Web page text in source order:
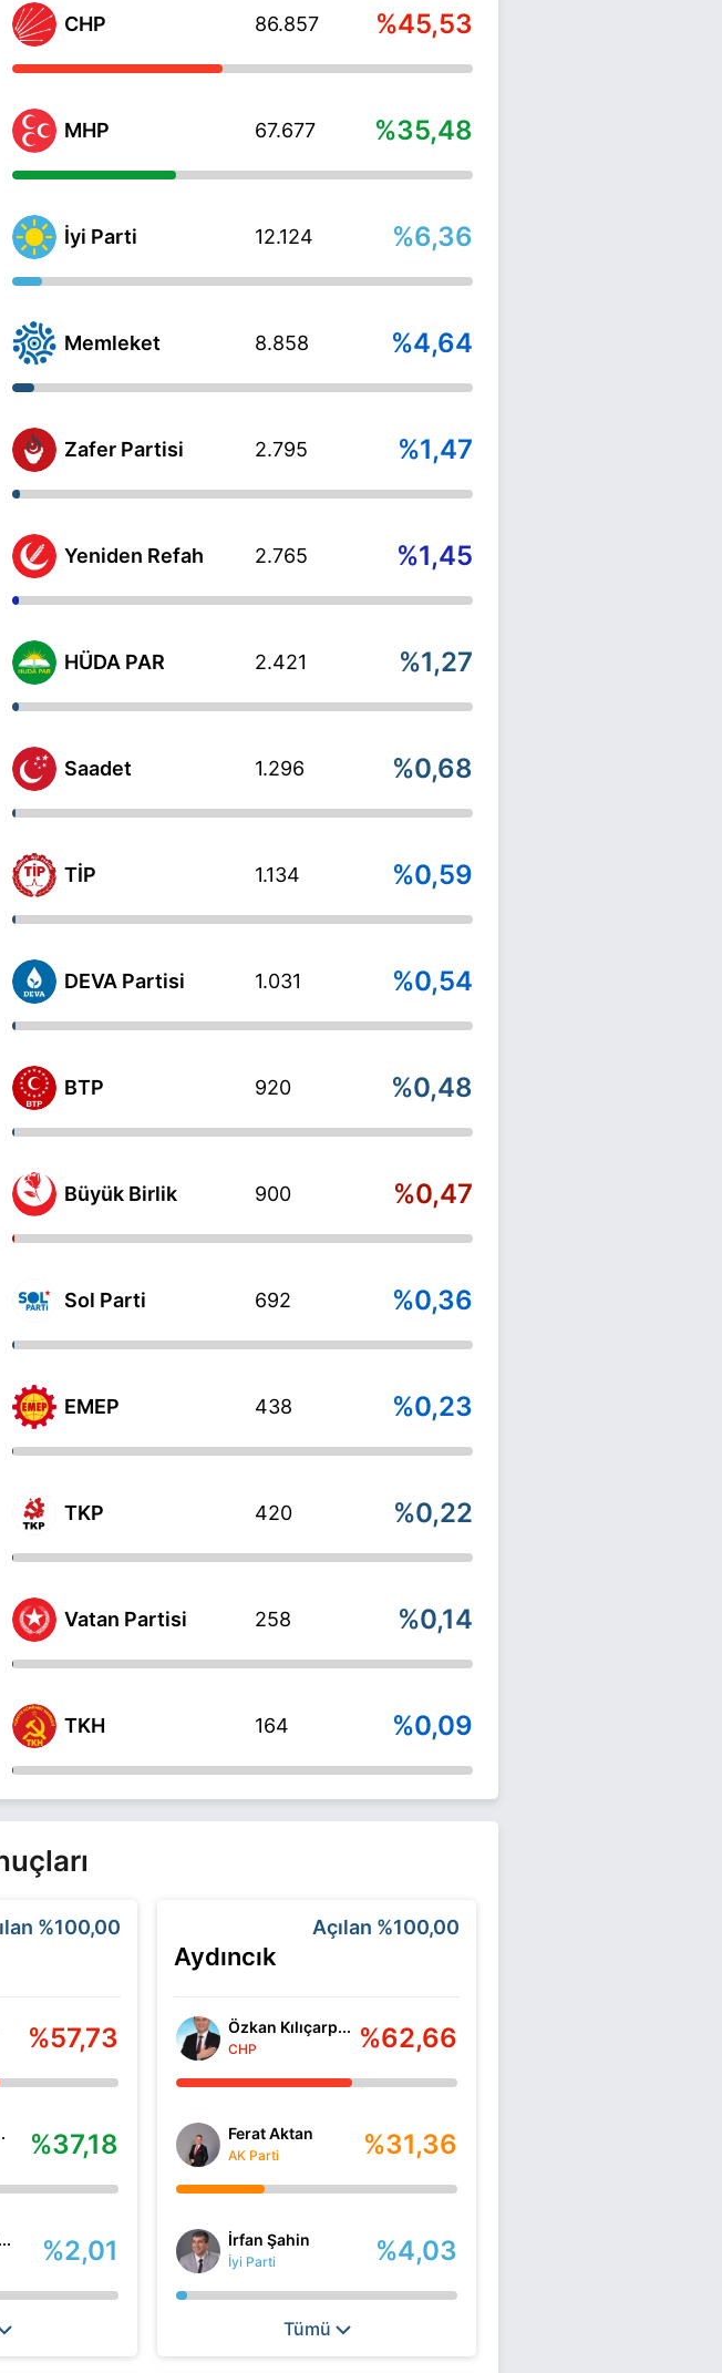
CHP 86.857 %45,53
MHP 67.677 %35,48
İyi Parti 12.124 %6,36
Memleket 8.858 %4,64
Zafer Partisi 2.795 %1,47
Yeniden Refah 2.765 %1,45
HÜDA PAR 2.421 %1,27
Saadet 1.296 %0,68
TİP 1.134 %0,59
DEVA Partisi 1.031 %0,54
BTP 920 %0,48
Büyük Birlik 900 %0,47
Sol Parti 692 %0,36
EMEP 438 %0,23
TKP 420 %0,22
Vatan Partisi 258 %0,14
TKH 164 %0,09
%100,00
%57,73
%37,18
%2,01
Aydıncık
Açılan %100,00
Özkan Kılıçarp...
CHP %62,66
Ferat Aktan
AK Parti %31,36
İrfan Şahin
İyi Parti %4,03
Tümü